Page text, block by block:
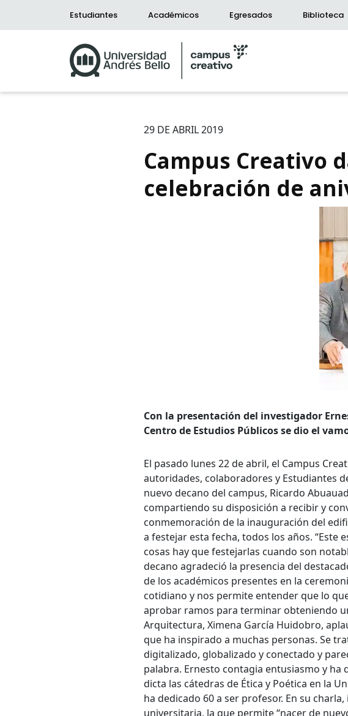
Estudiantes Académicos Egresados Biblioteca
29 DE ABRIL 2019
Campus Creativo
celebración de
Con la presentación del investigador
Centro de Estudios Públicos se dio el
El pasado lunes 22 de abril, el Campus
autoridades, colaboradores y Estudiantes
nuevo decano del campus, Ricardo
compartiendo su disposición a recibir y
conmemoración de la inauguración del
a festejar esta fecha, todos los años. “Este
cosas hay que festejarlas cuando son
decano agradeció la presencia del
de los académicos presentes en la
cotidiano y nos permite entender que lo
aprobar ramos para terminar obteniendo
Arquitectura, Ximena García Huidobro,
que ha inspirado a muchas personas. Se
digitalizado, globalizado y conectado y
palabra. Ernesto contagia entusiasmo y ha
dicta las cátedras de Ética y Poética en la
ha dedicado 60 a ser profesor. En su
universitaria, la que permite “nacer de
Búsqueda
Carrera
Palabra clave
Desde...